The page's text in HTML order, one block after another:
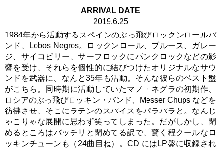
ARRIVAL DATE
2019.6.25
1984年から活動するスペインのぶっ飛びロックンロールバ
ンド、Lobos Negros。ロックンロール、ブルース、ガレー
ジ、サイコビリー、サーフロックにパンクロックなどの影
響を受け、それらを個性的に結びつけたオリジナルなサウ
ンドを武器に、なんと35年も活動。そんな彼らのベスト盤
がこちら。同時期に活動していたマノ・ネグラの初期作、
ロシアのぶっ飛びロッキン・バンド、Messer Chups などを
彷彿させ、そこにラテンのスパイスをパラパラと。なんじ
ゃこりゃな展開に思わず笑ってしまった。だがしかし、閉
めるところはバッチリと閉めてる訳で、驚く程クールなロ
ッキンチューンも（24曲目ね）。CD にはLP盤に収録され